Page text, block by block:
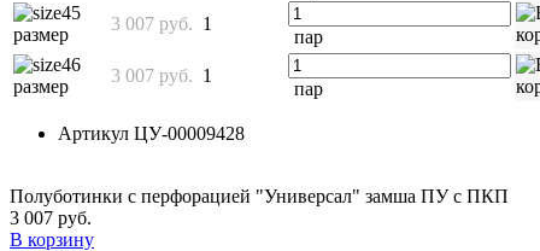
45
размер
3 007 руб. 1
пар
46
размер
3 007 руб. 1
пар
Артикул ЦУ-00009428
Полуботинки с перфорацией "Универсал" замша ПУ с ПКП
3 007 руб.
В корзину